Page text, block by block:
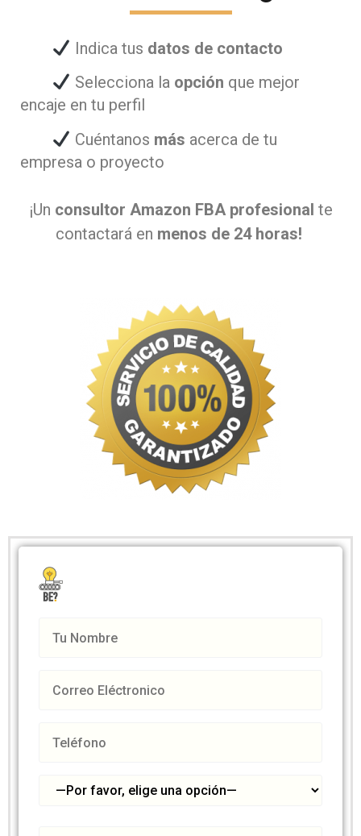
Indica tus datos de contacto
Selecciona la opción que mejor
encaje en tu perfil
Cuéntanos más acerca de tu
empresa o proyecto
¡Un consultor Amazon FBA profesional te
contactará en menos de 24 horas!